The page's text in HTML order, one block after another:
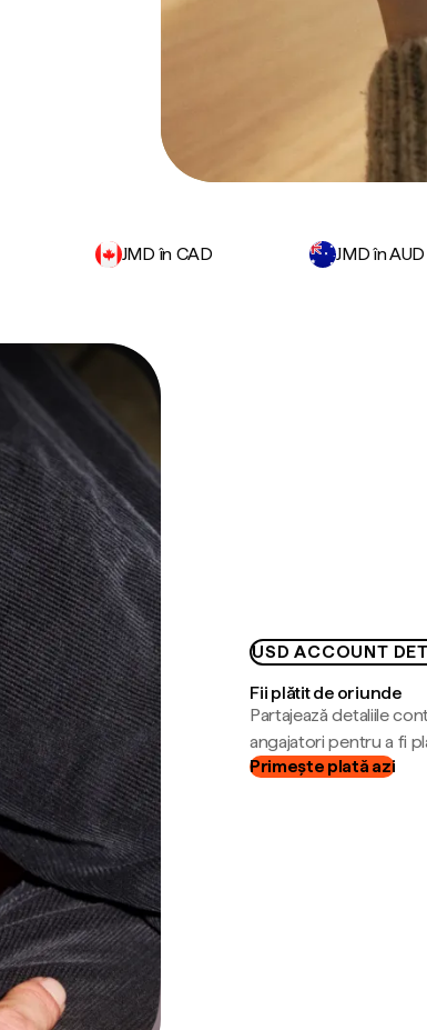
JMD în CAD JMD în AUD
USD ACCOUNT
Fii plătit de oriunde
Partajează detaliile
angajatori pentru a fi
Primește plată azi